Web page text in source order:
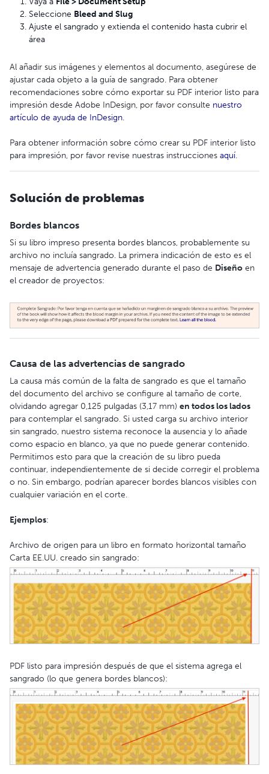
Seleccione Bleed and Slug
Ajuste el sangrado y extienda el contenido hasta cubrir el
área
Al añadir sus imágenes y elementos al documento, asegúrese de
ajustar cada objeto a la guía de sangrado. Para obtener
recomendaciones sobre cómo exportar su PDF interior listo para
impresión desde Adobe InDesign, por favor consulte nuestro
artículo de ayuda de InDesign.
Para obtener información sobre cómo crear su PDF interior listo
para impresión, por favor revise nuestras instrucciones aquí.
Solución de problemas
Bordes blancos
Si su libro impreso presenta bordes blancos, probablemente su
archivo no incluía sangrado. La primera indicación de esto es el
mensaje de advertencia generado durante el paso de Diseño en
el creador de proyectos:
Causa de las advertencias de sangrado
La causa más común de la falta de sangrado es que el tamaño
del documento del archivo se configure al tamaño de corte,
olvidando agregar 0,125 pulgadas (3,17 mm) en todos los lados
para contemplar el sangrado. Si usted carga su archivo interior
sin sangrado, nuestro sistema reconoce la ausencia y lo añade
como espacio en blanco, ya que no puede generar contenido.
Permitimos esto para que la creación de su libro pueda
continuar, independientemente de si decide corregir el problema
o no. Sin embargo, podrían aparecer bordes blancos visibles con
cualquier variación en el corte.
Ejemplos:
Archivo de origen para un libro en formato horizontal tamaño
Carta EE.UU. creado sin sangrado:
PDF listo para impresión después de que el sistema agrega el
sangrado (lo que genera bordes blancos):